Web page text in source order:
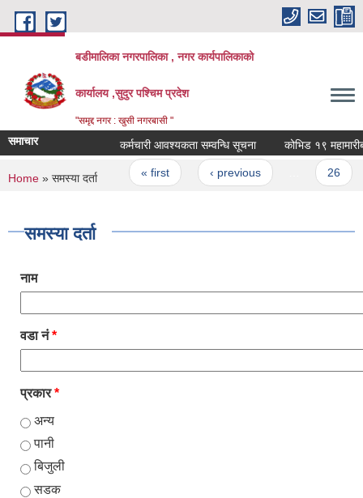
Skip to main content
बडीमालिका नगरपालिका , नगर कार्यपालिकाको
कार्यालय ,सुदुर पश्चिम प्रदेश
"समृद्द नगर : खुसी नगरबासी "
समाचार कर्मचारी आवश्यकता सम्वन्धि सूचना कोभिड १९
Pages
« first ‹ previous
You are here
Home » समस्या दर्ता
समस्या दर्ता
नाम
वडा नं*
प्रकार*
अन्य
पानी
बिजुली
सडक